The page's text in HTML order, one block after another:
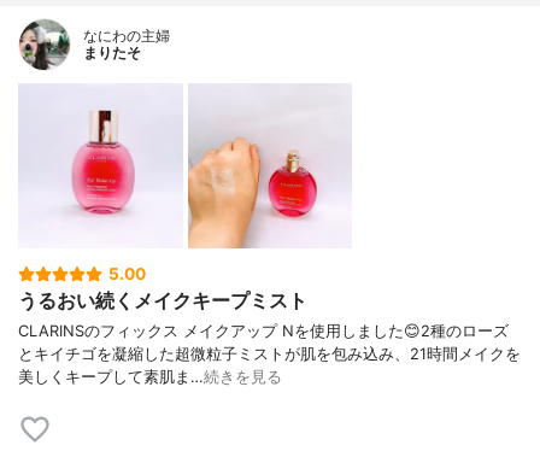
なにわの主婦
まりたそ
5.00
うるおい続くメイクキープミスト
CLARINSのフィックス メイクアップ Nを使用しました😊2種のローズ
とキイチゴを凝縮した超微粒子ミストが肌を包み込み、21時間メイクを
美しくキープして素肌ま…続きを見る